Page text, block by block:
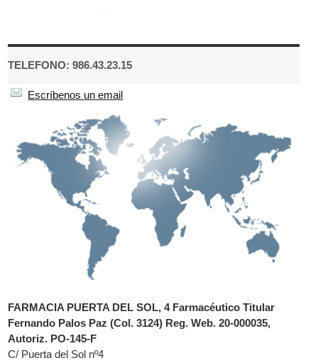
TELEFONO: 986.43.23.15
Escríbenos un email
FARMACIA PUERTA DEL SOL, 4 Farmacéutico Titular
Fernando Palos Paz (Col. 3124) Reg. Web. 20-000035,
Autoriz. PO-145-F
C/ Puerta del Sol nº4